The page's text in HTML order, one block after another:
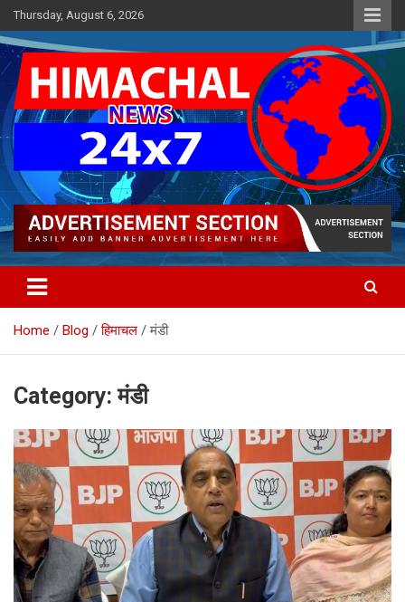
Skip
to
content
Thursday, August 6, 2026
Himachal News 24×7
Himachal's leading Electronic Media Channel
Home Blog हिमाचल मंडी
Category:मंडी